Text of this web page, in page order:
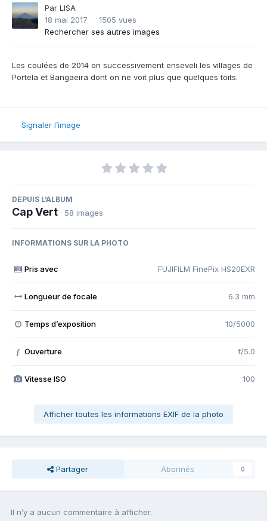
Par LISA
18 mai 2017
1505 vues
Rechercher ses autres images
Les coulées de 2014 on successivement enseveli les villages de
Portela et Bangaeira dont on ne voit plus que quelques toits.
Signaler l’image
DEPUIS L’ALBUM
Cap Vert · 58 images
INFORMATIONS SUR LA PHOTO
Pris avec FUJIFILM FinePix HS20EXR
Longueur de focale 6.3 mm
Temps d’exposition 10/5000
f Ouverture f/5.0
Vitesse ISO 100
Afficher toutes les informations EXIF de la photo
Partager Abonnés 0
Il n’y a aucun commentaire à afficher.